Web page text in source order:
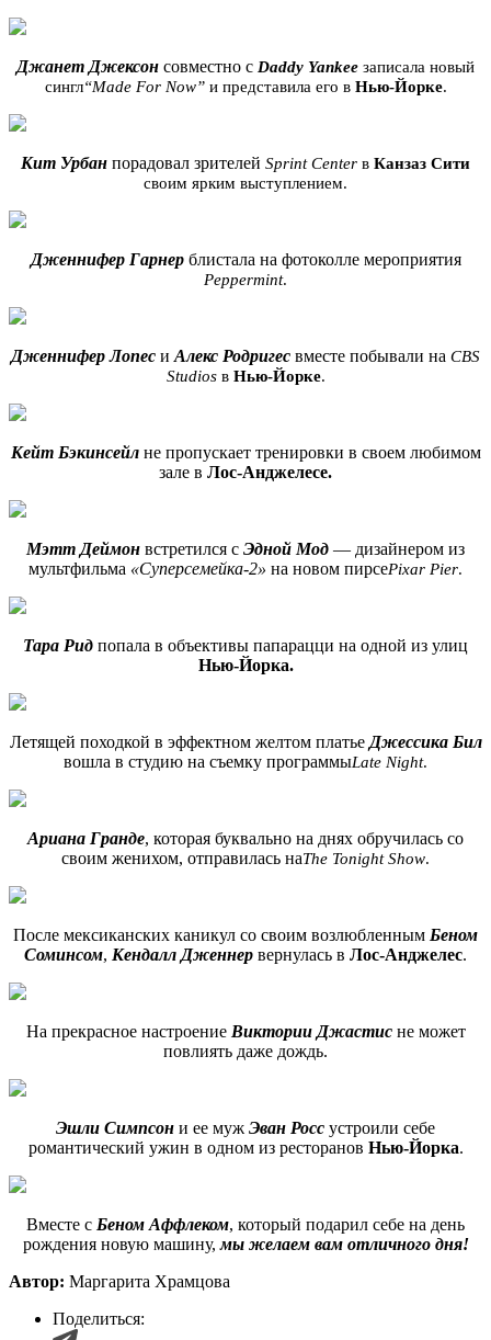
Джанет Джексон совместно с Daddy Yankee записала новый
сингл“Made For Now”и представила его в Нью-Йорке.
Кит Урбан порадовал зрителей Sprint Center в Канзаз Сити
своим ярким выступлением.
Дженнифер Гарнерблистала на фотоколле мероприятия
Peppermint.
Дженнифер Лопес и Алекс Родригес вместе побывали на CBS
Studiosв Нью-Йорке.
Кейт Бэкинсейлне пропускает тренировки в своем любимом
зале в Лос-Анджелесе.
Мэтт Деймон встретился с Эдной Мод — дизайнером из
мультфильма «Суперсемейка-2» на новом пирсеPixar Pier.
Тара Рид попала в объективы папарацци на одной из улиц
Нью-Йорка.
Летящей походкой в эффектном желтом платьеДжессика Бил
вошла в студию на съемку программыLate Night.
Ариана Гранде, которая буквально на днях обручилась со
своим женихом, отправилась наThe Tonight Show.
После мексиканских каникул со своим возлюбленным Беном
Соминсом, Кендалл Дженнер вернулась в Лос-Анджелес.
На прекрасное настроениеВиктории Джастисне может
повлиять даже дождь.
Эшли Симпсон и ее муж Эван Росс устроили себе
романтический ужин в одном из ресторанов Нью-Йорка.
Вместе с Беном Аффлеком, который подарил себе на день
рождения новую машину,мы желаем вам отличного дня!
Автор: Маргарита Храмцова
Поделиться: